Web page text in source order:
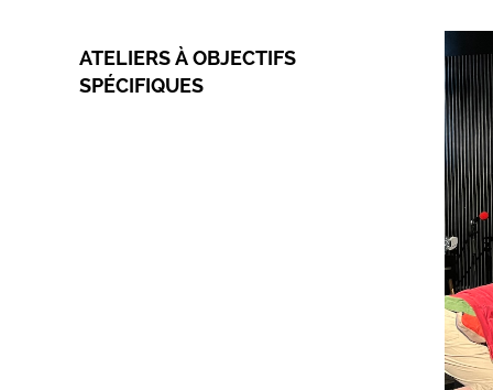
ATELIERS À OBJECTIFS
SPÉCIFIQUES